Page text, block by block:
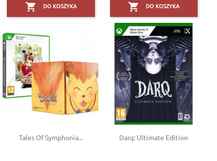
 DO KOSZYKA  DO KOSZYKA
Tales Of Symphonia... Darq: Ultimate Edition